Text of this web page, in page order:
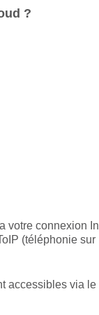
?
votre connexion
(téléphonie
accessibles via